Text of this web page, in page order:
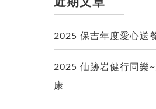
2025 保吉年度愛心送
2025 仙跡岩健行同樂
康